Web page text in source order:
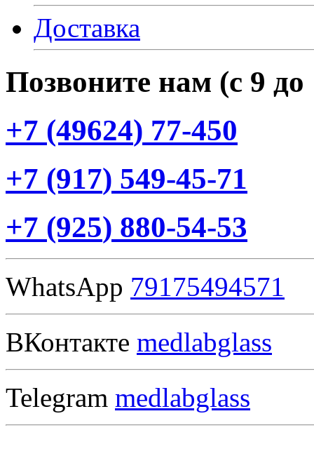
Доставка
Позвоните нам (с 9
+7 (49624) 77-450
+7 (917) 549-45-71
+7 (925) 880-54-53
WhatsApp 79175494571
ВКонтакте medlabglass
Telegram medlabglass